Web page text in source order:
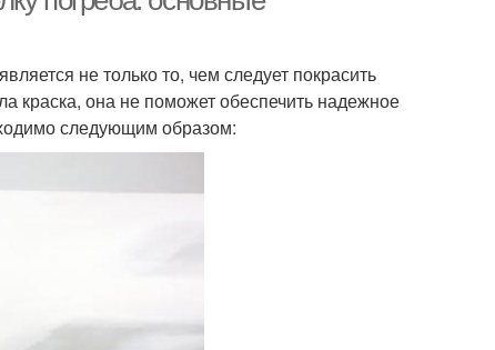
не только то, чем следует покрасить
краска, она не поможет обеспечить надежное
следующим образом: